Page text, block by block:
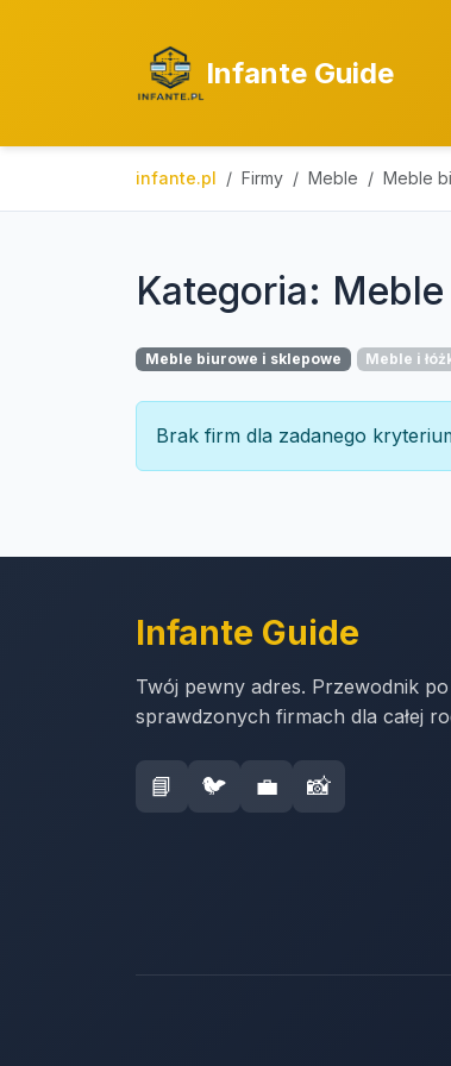
Infante Guide
infante.pl Firmy Meble Meble
Kategoria:
Meble biurowe i sklepowe Meble i
Brak firm dla zadanego
Infante Guide
Twój pewny adres. Przewodnik po
sprawdzonych firmach dla całej
📘 🐦 💼 📸